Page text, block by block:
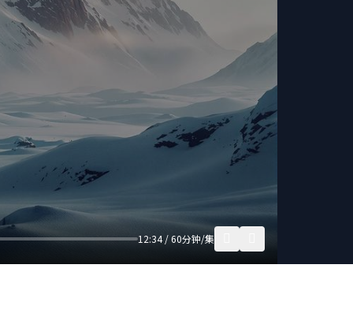
12:34 / 60分钟/集